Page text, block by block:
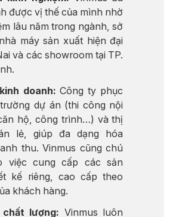
được vị thế của mình nhờ
lâu năm trong ngành, sở
máy sản xuất hiện đại
và các showroom tại TP.
doanh: Công ty phục
dự án (thi công nội
hộ, công trình…) và thị
lẻ, giúp đa dạng hóa
thu. Vinmus cũng chú
việc cung cấp các sản
kế riêng, cao cấp theo
khách hàng.
lượng: Vinmus luôn